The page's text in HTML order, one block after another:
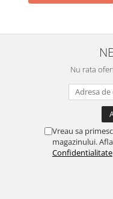
Nu rata
Vreau sa
magazinului.
Confidentialitate